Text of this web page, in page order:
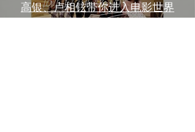
高银、卢相铉带你进入电影世界